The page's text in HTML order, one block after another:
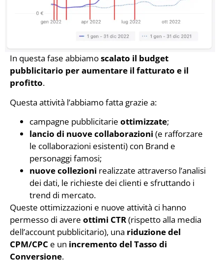
In questa fase abbiamoscalato il budget
pubblicitario per aumentare il fatturato e il
profitto.
Questa attività l’abbiamo fatta grazie a:
campagne pubblicitarie ottimizzate;
lancio di nuove collaborazioni (e rafforzare
le collaborazioni esistenti) con Brand e
personaggi famosi;
nuove collezioni realizzate attraverso l’analisi
dei dati, le richieste dei clienti e sfruttando i
trend di mercato.
Queste ottimizzazioni e nuove attività ci hanno
permesso di avere ottimi CTR(rispetto alla media
dell’account pubblicitario), una riduzione del
CPM/CPC e un incremento del Tasso di
Conversione.